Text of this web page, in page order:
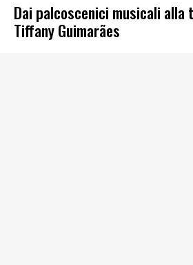
Dai palcoscenici musicali alla
Tiffany Guimarães